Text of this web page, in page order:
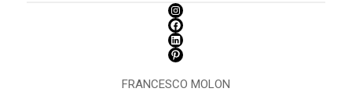
FRANCESCO MOLON